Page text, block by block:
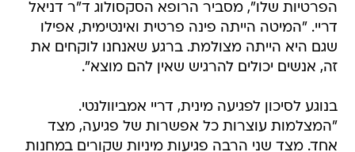
הפרטיות שלו", מסביר הרופא הסקסולוג ד"ר דניאל
דריי. "המיטה הייתה פינה פרטית ואינטימית, אפילו
שגם היא הייתה מצולמת. ברגע שאנחנו לוקחים את
זה, אנשים יכולים להרגיש שאין להם מוצא".
בנוגע לסיכון לפגיעה מינית, דריי אמביוולנטי.
"המצלמות עוצרות כל אפשרות של פגיעה, מצד
אחד. מצד שני הרבה פגיעות מיניות שקורים במחנות